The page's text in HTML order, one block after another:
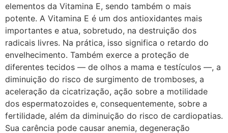
elementos da Vitamina E, sendo também o mais
potente. A Vitamina E é um dos antioxidantes mais
importantes e atua, sobretudo, na destruição dos
radicais livres. Na prática, isso significa o retardo do
envelhecimento. Também exerce a proteção de
diferentes tecidos — de olhos a mama e testículos —, a
diminuição do risco de surgimento de tromboses, a
aceleração da cicatrização, ação sobre a motilidade
dos espermatozoides e, consequentemente, sobre a
fertilidade, além da diminuição do risco de cardiopatias.
Sua carência pode causar anemia, degeneração